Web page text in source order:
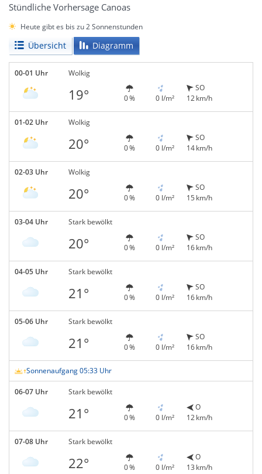
Stündliche Vorhersage Canoas
Heute gibt es bis zu 2 Sonnenstunden
Übersicht Diagramm
00-01 Uhr Wolkig
19° 0 % 0 l/m²
SO
12 km/h
01-02 Uhr Wolkig
20° 0 % 0 l/m²
SO
14 km/h
02-03 Uhr Wolkig
20° 0 % 0 l/m²
SO
15 km/h
03-04 Uhr Stark bewölkt
20° 0 % 0 l/m²
SO
16 km/h
04-05 Uhr Stark bewölkt
21° 0 % 0 l/m²
SO
16 km/h
05-06 Uhr Stark bewölkt
21° 0 % 0 l/m²
SO
16 km/h
Sonnenaufgang 05:33 Uhr
06-07 Uhr Stark bewölkt
21° 0 % 0 l/m²
O
12 km/h
07-08 Uhr Stark bewölkt
22° 0 % 0 l/m²
O
13 km/h